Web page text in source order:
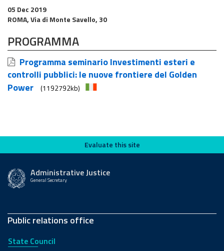
05 Dec 2019
ROMA, Via di Monte Savello, 30
PROGRAMMA
Programma seminario Investimenti esteri e
controlli pubblici: le nuove frontiere del Golden
Power
(1192792kb)
Evaluate this siteEvaluate this site
Administrative Justice
General Secretary
Public relations office
State Council